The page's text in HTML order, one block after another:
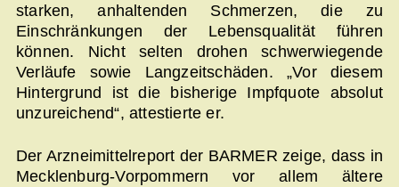
starken, anhaltenden Schmerzen, die zu
Einschränkungen der Lebensqualität führen
können. Nicht selten drohen schwerwiegende
Verläufe sowie Langzeitschäden. „Vor diesem
Hintergrund ist die bisherige Impfquote absolut
unzureichend“, attestierte er.
Der Arzneimittelreport der BARMER zeige, dass in
Mecklenburg-Vorpommern vor allem ältere